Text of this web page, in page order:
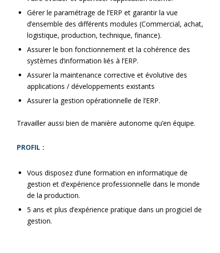
Gérer le paramétrage de l’ERP et garantir la vue
d’ensemble des différents modules (Commercial, achat,
logistique, production, technique, finance).
Assurer le bon fonctionnement et la cohérence des
systèmes d’information liés à l’ERP.
Assurer la maintenance corrective et évolutive des
applications / développements existants
Assurer la gestion opérationnelle de l’ERP.
Travailler aussi bien de manière autonome qu’en équipe.
PROFIL :
Vous disposez d’une formation en informatique de
gestion et d’expérience professionnelle dans le monde
de la production.
5 ans et plus d’expérience pratique dans un progiciel de
gestion.